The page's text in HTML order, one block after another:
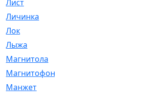
Лист
Личинка
Лок
Лыжа
Магнитола
Магнитофон
Манжет